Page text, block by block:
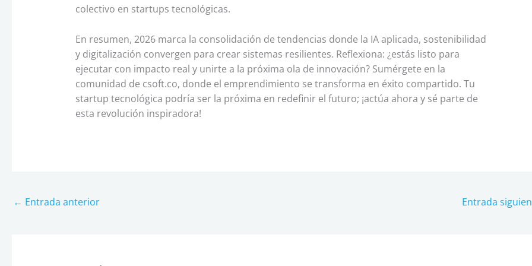
colectivo en startups tecnológicas.
En resumen, 2026 marca la consolidación de tendencias donde la IA aplicada, sostenibilidad
y digitalización convergen para crear sistemas resilientes. Reflexiona: ¿estás listo para
ejecutar con impacto real y unirte a la próxima ola de innovación? Sumérgete en la
comunidad de csoft.co, donde el emprendimiento se transforma en éxito compartido. Tu
startup tecnológica podría ser la próxima en redefinir el futuro; ¡actúa ahora y sé parte de
esta revolución inspiradora!
← Entrada anterior Entrada